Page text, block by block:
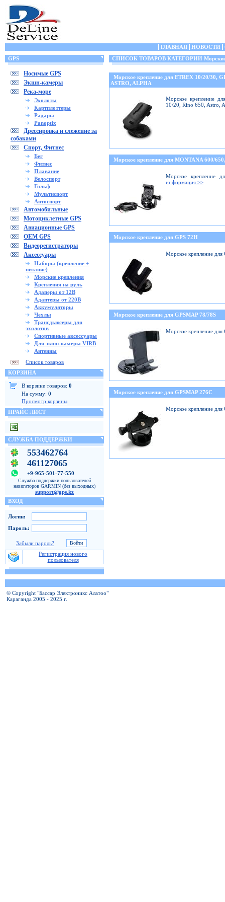
ГЛАВНАЯ НОВОСТИ
GPS
Носимые GPS
Экшн-камеры
Река-море
Эхолоты
Картплоттеры
Радары
Panoptix
Дрессировка и слежение за
собаками
Спорт, Фитнес
Бег
Фитнес
Плавание
Велоспорт
Гольф
Мультиспорт
Автоспорт
Автомобильные
Мотоциклетные GPS
Авиационные GPS
OEM GPS
Видеорегистраторы
Аксессуары
Наборы (крепление +
питание)
Морские крепления
Крепления на руль
Адаперы от 12В
Адаптеры от 220В
Аккумуляторы
Чехлы
Трансдьюсеры для
эхолотов
Спортивные аксессуары
Для экшн-камеры VIRB
Антенны
Список товаров
КОРЗИНА
В корзине товаров: 0
На сумму: 0
Просмотр корзины
ПРАЙС ЛИСТ
СЛУЖБА ПОДДЕРЖКИ
553462764
461127065
+9-965-501-77-550
Служба поддержки пользователей
навигаторов GARMIN (без выходных)
support@gps.kz
ВХОД
Логин:
Пароль:
Забыли пароль?
Регистрация нового
пользователя
СПИСОК ТОВАРОВ КАТЕГОРИИ Морские
Морское крепление для ETREX 10/20/30,
ASTRO, ALPHA
Морское крепление
10/20, Rino 650, Astro,
Морское крепление для MONTANA 600/
Морское крепление
информация >>
Морское крепление для GPS 72H
Морское крепление
Морское крепление для GPSMAP 78/78S
Морское крепление
Морское крепление для GPSMAP 276C
Морское крепление
© Copyright "Бассар Электроникс Алатоо"
Караганда 2005 - 2025 г.